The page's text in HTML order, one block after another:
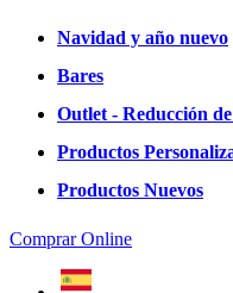
Navidad y año nuevo
Bares
Outlet - Reducción
Productos
Productos Nuevos
Comprar Online